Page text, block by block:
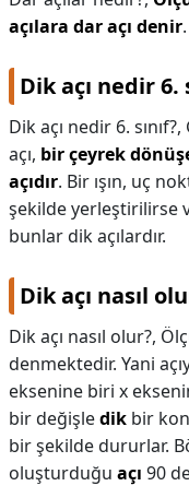
açılara dar açı denir.
Dik açı nedir 6.
Dik açı nedir 6. sınıf?,
açı, bir çeyrek
açıdır. Bir ışın, uç
şekilde yerleştirilirse
bunlar dik açılardır.
Dik açı nasıl
Dik açı nasıl olur?,
denmektedir. Yani
eksenine biri x
bir değişledik bir
bir şekilde dururlar.
oluşturduğu açı 90